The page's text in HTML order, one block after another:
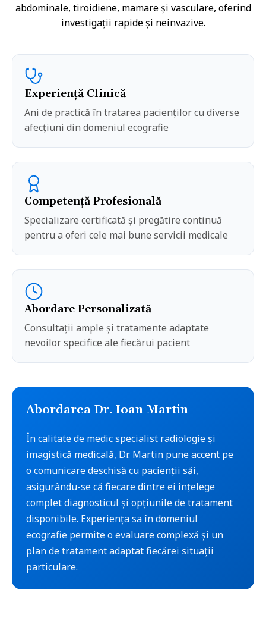
abdominale, tiroidiene, mamare și vasculare, oferind
investigații rapide și neinvazive.
Experiență Clinică
Ani de practică în tratarea pacienților cu diverse
afecțiuni din domeniul ecografie
Competență Profesională
Specializare certificată și pregătire continuă
pentru a oferi cele mai bune servicii medicale
Abordare Personalizată
Consultații ample și tratamente adaptate
nevoilor specifice ale fiecărui pacient
Abordarea Dr. Ioan Martin
În calitate de medic specialist radiologie și
imagistică medicală, Dr. Martin pune accent pe
o comunicare deschisă cu pacienții săi,
asigurându-se că fiecare dintre ei înțelege
complet diagnosticul și opțiunile de tratament
disponibile. Experiența sa în domeniul
ecografie permite o evaluare complexă și un
plan de tratament adaptat fiecărei situații
particulare.